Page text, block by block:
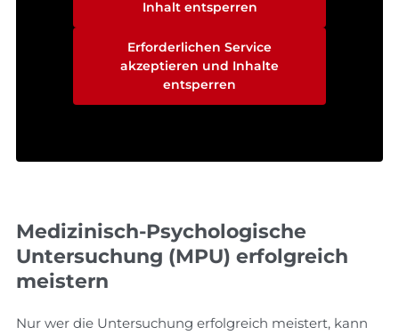
Inhalt entsperren
Erforderlichen Service
akzeptieren und Inhalte
entsperren
Medizinisch-Psychologische
Untersuchung (MPU) erfolgreich
meistern
Nur wer die Untersuchung erfolgreich meistert, kann